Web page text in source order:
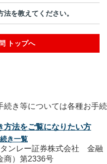
を教えてください。
トップへ
方法をご覧になりたい方
き一覧
ンレー証券株式会社 金融
）第2336号